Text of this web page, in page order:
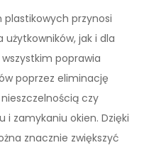
plastikowych przynosi
użytkowników, jak i dla
poprawia
poprzez eliminację
czy
zamykaniu okien. Dzięki
znacznie zwiększyć